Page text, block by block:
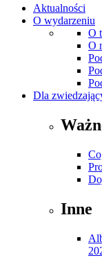
Aktualności
O wydarzeniu
O
O
Dla
Inne